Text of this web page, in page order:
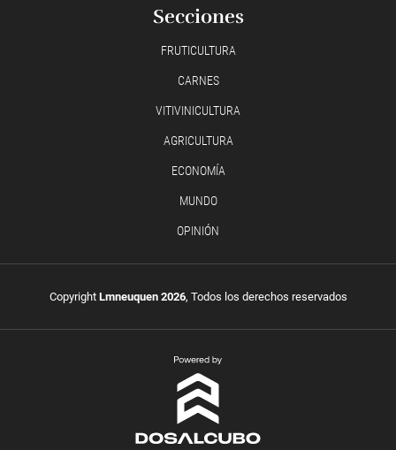
Secciones
FRUTICULTURA
CARNES
VITIVINICULTURA
AGRICULTURA
ECONOMÍA
MUNDO
OPINIÓN
Copyright Lmneuquen 2026, Todos los derechos reservados